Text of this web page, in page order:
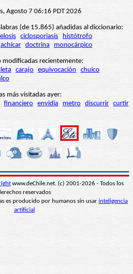
Agosto 7 06:16 PDT 2026
(de 15.865) añadidas al diccionario:
ciclosporiasis
histótrofo
achicar doctrina monocárpico
modificadas recientemente:
carajo equivocación
chuico
más visitadas ayer:
financiero envidia metro discurrir curtir
www.deChile.net. (c) 2001-2026 - Todos los
reservados
es producido por humanos sin usar inteligencia
artificial